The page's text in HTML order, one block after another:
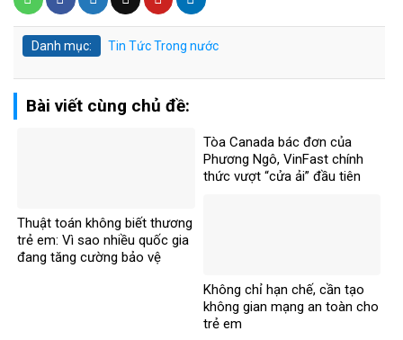
Danh mục: Tin TứcTrong nước
Bài viết cùng chủ đề:
Thuật toán không biết thương
trẻ em: Vì sao nhiều quốc gia
đang tăng cường bảo vệ
Tòa Canada bác đơn của
Phương Ngô, VinFast chính
thức vượt “cửa ải” đầu tiên
Không chỉ hạn chế, cần tạo
không gian mạng an toàn cho
trẻ em